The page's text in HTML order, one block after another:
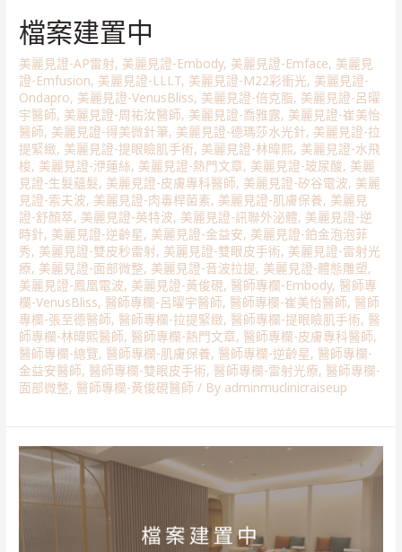
檔案建置中
美麗見證-AP雷射, 美麗見證-Embody, 美麗見證-Emface, 美麗見
證-Emfusion, 美麗見證-LLLT, 美麗見證-M22彩衝光, 美麗見證-
Ondapro, 美麗見證-VenusBliss, 美麗見證-倍克脂, 美麗見證-呂曜
宇醫師, 美麗見證-周祐汝醫師, 美麗見證-喬雅露, 美麗見證-崔美怡
醫師, 美麗見證-得美微針筆, 美麗見證-德瑪莎水光針, 美麗見證-拉
提緊緻, 美麗見證-提眼瞼肌手術, 美麗見證-林暐熙, 美麗見證-水飛
梭, 美麗見證-洢蓮絲, 美麗見證-熱門文章, 美麗見證-玻尿酸, 美麗
見證-生髮蘊髮, 美麗見證-皮膚專科醫師, 美麗見證-矽谷電波, 美麗
見證-索夫波, 美麗見證-肉毒桿菌素, 美麗見證-肌膚保養, 美麗見
證-舒顏萃, 美麗見證-英特波, 美麗見證-訊聯外泌體, 美麗見證-逆
時針, 美麗見證-逆齡星, 美麗見證-金益安, 美麗見證-鉑金泡泡菲
秀, 美麗見證-雙皮秒雷射, 美麗見證-雙眼皮手術, 美麗見證-雷射光
療, 美麗見證-面部微整, 美麗見證-音波拉提, 美麗見證-體態雕塑,
美麗見證-鳳凰電波, 美麗見證-黃俊硯, 醫師專欄-Embody, 醫師專
欄-VenusBliss, 醫師專欄-呂曜宇醫師, 醫師專欄-崔美怡醫師, 醫師
專欄-張至德醫師, 醫師專欄-拉提緊緻, 醫師專欄-提眼瞼肌手術, 醫
師專欄-林暐熙醫師, 醫師專欄-熱門文章, 醫師專欄-皮膚專科醫師,
醫師專欄-總覽, 醫師專欄-肌膚保養, 醫師專欄-逆齡星, 醫師專欄-
金益安醫師, 醫師專欄-雙眼皮手術, 醫師專欄-雷射光療, 醫師專欄-
面部微整, 醫師專欄-黃俊硯醫師 / By adminmuclinicraiseup